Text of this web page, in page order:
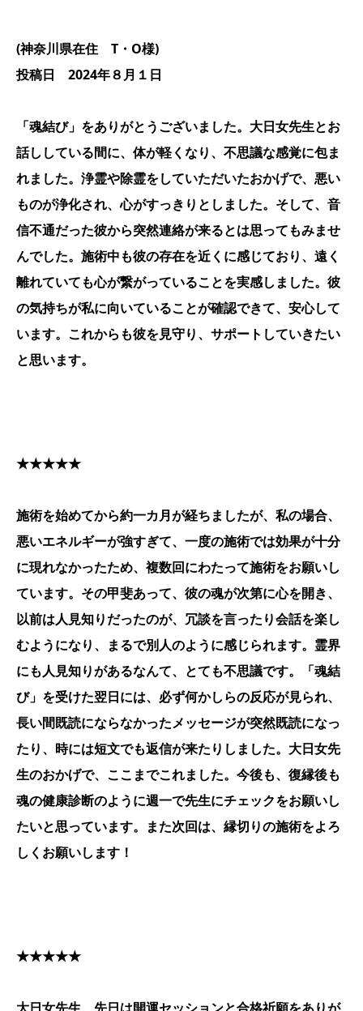
(神奈川県在住 T・O様)
投稿日 2024年８月１日
「魂結び」をありがとうございました。大日女先生とお
話ししている間に、体が軽くなり、不思議な感覚に包ま
れました。浄霊や除霊をしていただいたおかげで、悪い
ものが浄化され、心がすっきりとしました。そして、音
信不通だった彼から突然連絡が来るとは思ってもみませ
んでした。施術中も彼の存在を近くに感じており、遠く
離れていても心が繋がっていることを実感しました。彼
の気持ちが私に向いていることが確認できて、安心して
います。これからも彼を見守り、サポートしていきたい
と思います。
★★★★★
施術を始めてから約一カ月が経ちましたが、私の場合、
悪いエネルギーが強すぎて、一度の施術では効果が十分
に現れなかったため、複数回にわたって施術をお願いし
ています。その甲斐あって、彼の魂が次第に心を開き、
以前は人見知りだったのが、冗談を言ったり会話を楽し
むようになり、まるで別人のように感じられます。霊界
にも人見知りがあるなんて、とても不思議です。「魂結
び」を受けた翌日には、必ず何かしらの反応が見られ、
長い間既読にならなかったメッセージが突然既読になっ
たり、時には短文でも返信が来たりしました。大日女先
生のおかげで、ここまでこれました。今後も、復縁後も
魂の健康診断のように週一で先生にチェックをお願いし
たいと思っています。また次回は、縁切りの施術をよろ
しくお願いします！
★★★★★